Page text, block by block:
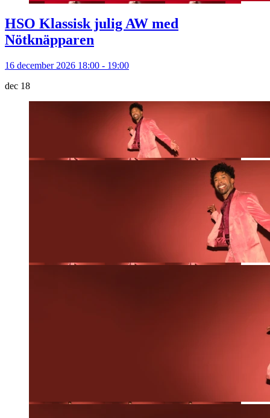
HSO Klassisk julig AW med
Nötknäpparen
16 december 2026 18:00 - 19:00
dec 18